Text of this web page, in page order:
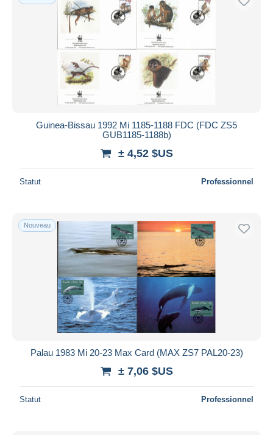
Guinea-Bissau 1992 Mi 1185-1188 FDC (FDC ZS5
GUB1185-1188b)
± 4,52 $US
Statut Professionnel
Nouveau
Palau 1983 Mi 20-23 Max Card (MAX ZS7 PAL20-23)
± 7,06 $US
Statut Professionnel